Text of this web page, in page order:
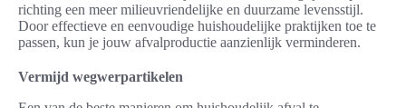
richting een meer milieuvriendelijke en duurzame levensstijl.
Door effectieve en eenvoudige huishoudelijke praktijken toe te
passen, kun je jouw afvalproductie aanzienlijk verminderen.
Vermijd wegwerpartikelen